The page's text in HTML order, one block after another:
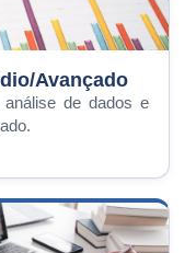
Avançado
análise de dados e